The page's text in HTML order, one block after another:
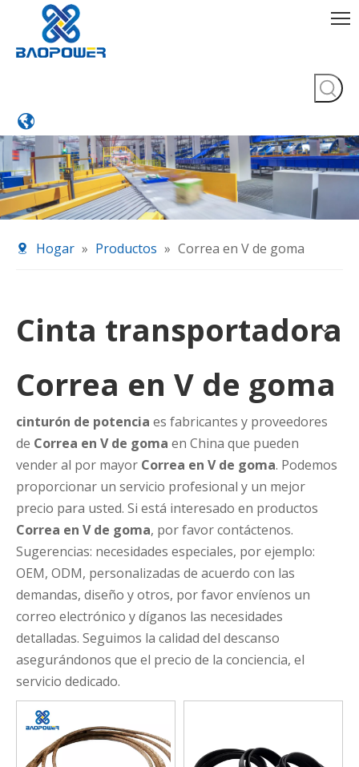
Hogar » Productos » Correa en V de goma
Cinta transportadora
Correa en V de goma
cinturón de potencia es fabricantes y proveedores
de Correa en V de goma en China que pueden
vender al por mayor Correa en V de goma. Podemos
proporcionar un servicio profesional y un mejor
precio para usted. Si está interesado en productos
Correa en V de goma, por favor contáctenos.
Sugerencias: necesidades especiales, por ejemplo:
OEM, ODM, personalizadas de acuerdo con las
demandas, diseño y otros, por favor envíenos un
correo electrónico y díganos las necesidades
detalladas. Seguimos la calidad del descanso
asegurándonos que el precio de la conciencia, el
servicio dedicado.